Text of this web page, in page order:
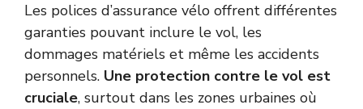
Les polices d’assurance vélo offrent différentes
garanties pouvant inclure le vol, les
dommages matériels et même les accidents
personnels. Une protection contre le vol est
cruciale, surtout dans les zones urbaines où